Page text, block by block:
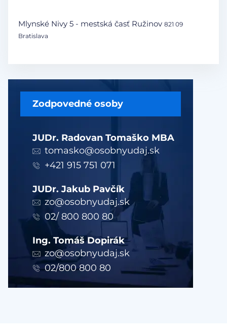
Zodpovedné osoby
JUDr. Radovan Tomaško MBA
tomasko@osobnyudaj.sk
+421 915 751 071
JUDr. Jakub Pavčík
zo@osobnyudaj.sk
02/ 800 800 80
Ing. Tomáš Dopirák
zo@osobnyudaj.sk
02/800 800 80
Mlynské Nivy 5 - mestská časť Ružinov 821 09
Bratislava